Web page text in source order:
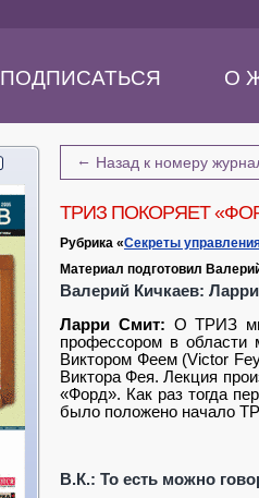
ПОДПИСАТЬСЯ О
← Назад к номеру
ТРИЗ ПОКОРЯЕТ
Рубрика «Секреты
Материал подготовил
Валерий Кичкаев:
Ларри Смит: О ТРИЗ
профессором в области
Виктором Феем (Victor
Виктора Фея. Лекция
«Форд». Как раз тогда
было положено начало
В.К.: То есть можно